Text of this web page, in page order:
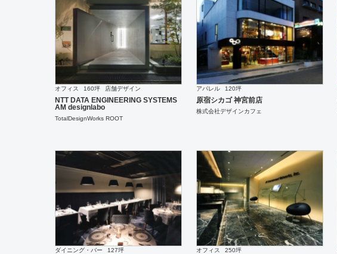
オフィス 160坪 店舗デザイン
NTT DATA ENGINEERING SYSTEMS
AM designlabo
TotalDesignWorks ROOT
アパレル 120坪
原宿シカゴ 神宮前店
株式会社デザインカフェ
ダイニング・バー 127坪 オフィス 250坪